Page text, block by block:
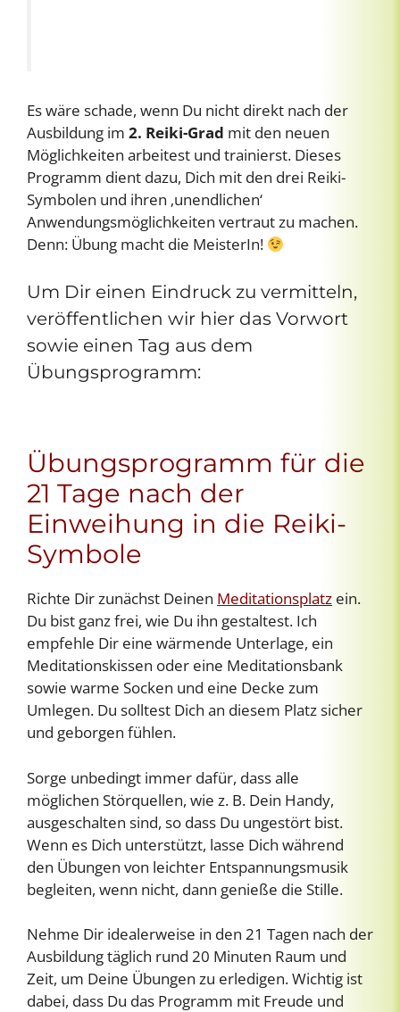
Es wäre schade, wenn Du nicht direkt nach der
Ausbildung im 2. Reiki-Grad mit den neuen
Möglichkeiten arbeitest und trainierst. Dieses
Programm dient dazu, Dich mit den drei Reiki-
Symbolen und ihren ‚unendlichen‘
Anwendungsmöglichkeiten vertraut zu machen.
Denn: Übung macht die MeisterIn!
Um Dir einen Eindruck zu vermitteln,
veröffentlichen wir hier das Vorwort
sowie einen Tag aus dem
Übungsprogramm:
Übungsprogramm für die
21 Tage nach der
Einweihung in die Reiki-
Symbole
Richte Dir zunächst Deinen Meditationsplatz ein.
Du bist ganz frei, wie Du ihn gestaltest. Ich
empfehle Dir eine wärmende Unterlage, ein
Meditationskissen oder eine Meditationsbank
sowie warme Socken und eine Decke zum
Umlegen. Du solltest Dich an diesem Platz sicher
und geborgen fühlen.
Sorge unbedingt immer dafür, dass alle
möglichen Störquellen, wie z. B. Dein Handy,
ausgeschalten sind, so dass Du ungestört bist.
Wenn es Dich unterstützt, lasse Dich während
den Übungen von leichter Entspannungsmusik
begleiten, wenn nicht, dann genieße die Stille.
Nehme Dir idealerweise in den 21 Tagen nach der
Ausbildung täglich rund 20 Minuten Raum und
Zeit, um Deine Übungen zu erledigen. Wichtig ist
dabei, dass Du das Programm mit Freude und